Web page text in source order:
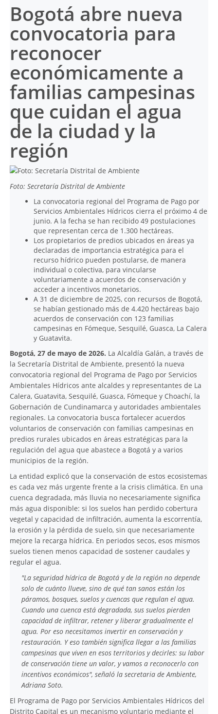
Bogotá abre nueva
convocatoria para
reconocer
económicamente a
familias campesinas
que cuidan el agua
de la ciudad y la
región
Foto: Secretaría Distrital de Ambiente
La convocatoria regional del Programa de Pago por
Servicios Ambientales Hídricos cierra el próximo 4 de
junio. A la fecha se han recibido 49 postulaciones
que representan cerca de 1.300 hectáreas.
Los propietarios de predios ubicados en áreas ya
declaradas de importancia estratégica para el
recurso hídrico pueden postularse, de manera
individual o colectiva, para vincularse
voluntariamente a acuerdos de conservación y
acceder a incentivos monetarios.
A 31 de diciembre de 2025, con recursos de Bogotá,
se habían gestionado más de 4.420 hectáreas bajo
acuerdos de conservación con 123 familias
campesinas en Fómeque, Sesquilé, Guasca, La Calera
y Guatavita.
Bogotá, 27 de mayo de 2026. La Alcaldía Galán, a través de
la Secretaría Distrital de Ambiente, presentó la nueva
convocatoria regional del Programa de Pago por Servicios
Ambientales Hídricos ante alcaldes y representantes de La
Calera, Guatavita, Sesquilé, Guasca, Fómeque y Choachí, la
Gobernación de Cundinamarca y autoridades ambientales
regionales. La convocatoria busca fortalecer acuerdos
voluntarios de conservación con familias campesinas en
predios rurales ubicados en áreas estratégicas para la
regulación del agua que abastece a Bogotá y a varios
municipios de la región.
La entidad explicó que la conservación de estos ecosistemas
es cada vez más urgente frente a la crisis climática. En una
cuenca degradada, más lluvia no necesariamente significa
más agua disponible: si los suelos han perdido cobertura
vegetal y capacidad de infiltración, aumenta la escorrentía,
la erosión y la pérdida de suelo, sin que necesariamente
mejore la recarga hídrica. En periodos secos, esos mismos
suelos tienen menos capacidad de sostener caudales y
regular el agua.
"La seguridad hídrica de Bogotá y de la región no depende
solo de cuánto llueve, sino de qué tan sanos están los
páramos, bosques, suelos y cuencas que regulan el agua.
Cuando una cuenca está degradada, sus suelos pierden
capacidad de infiltrar, retener y liberar gradualmente el
agua. Por eso necesitamos invertir en conservación y
restauración. Y eso también significa llegar a las familias
campesinas que viven en esos territorios y decirles: su labor
de conservación tiene un valor, y vamos a reconocerlo con
incentivos económicos", señaló la secretaria de Ambiente,
Adriana Soto.
El Programa de Pago por Servicios Ambientales Hídricos del
Distrito Capital es un mecanismo voluntario mediante el